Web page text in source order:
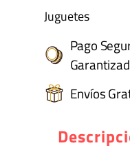
Juguetes
Pago
Envíos